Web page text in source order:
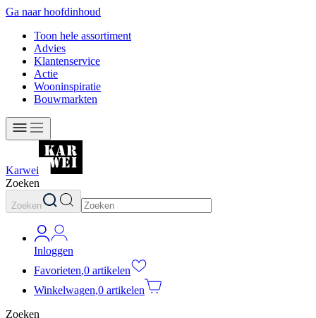
Ga naar hoofdinhoud
Toon hele assortiment
Advies
Klantenservice
Actie
Wooninspiratie
Bouwmarkten
Karwei
Zoeken
Zoeken
Inloggen
Favorieten,0 artikelen
Winkelwagen,0 artikelen
Zoeken